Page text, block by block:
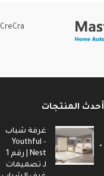
CreCra
أحدث المنتجات
غرفة شباب
- Youthful
Nest | رقم 1
لـ تصميمات